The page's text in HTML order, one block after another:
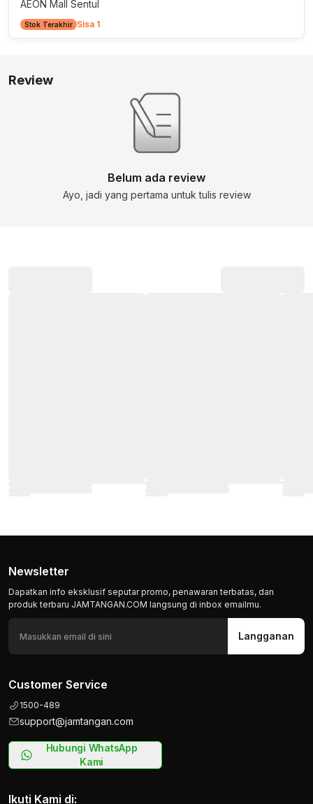
Newsletter
Dapatkan info eksklusif seputar promo, penawaran terbatas, dan
produk terbaru JAMTANGAN.COM langsung di inbox emailmu.
Langganan
Customer Service
1500-489
support@jamtangan.com
Hubungi WhatsApp
Kami
Ikuti Kami di:
AEON Mall Sentul
Stok Terakhir Sisa 1
Review
Belum ada review
Ayo, jadi yang pertama untuk tulis review